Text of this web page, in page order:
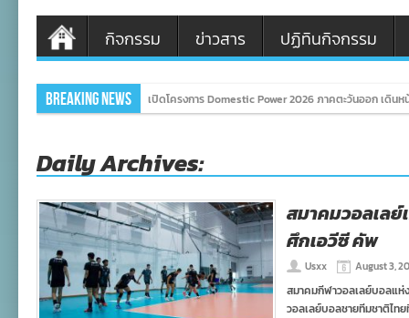
กิจกรรม ข่าวสาร ปฏิทินกิจกรรม
Breaking News เปิดโครงการ Domestic Power 2026 ภาคตะวันออก เดิน
Daily Archives:
สมาคมวอลเล
ศึกเอวีซี คัพ
Usxx August 3,
สมาคมกีฬาวอลเลย์บอลแห่
วอลเลย์บอลชายทีมชาติไท